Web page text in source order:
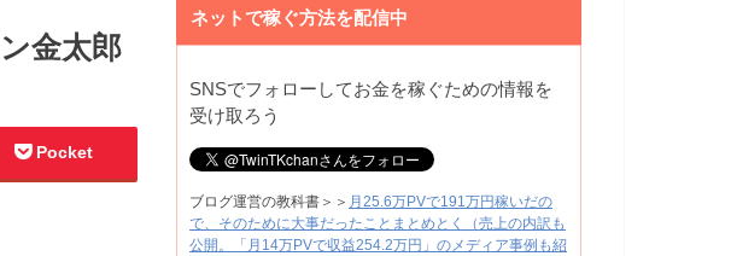
金太郎
Pocket
ネットで稼ぐ方法を配信中
SNSでフォローしてお金を稼ぐための情報を
受け取ろう
ブログ運営の教科書＞＞ 月25.6万PVで191万円稼いだの
で、そのために大事だったことまとめとく（売上の内訳も
公開。「月14万PVで収益254.2万円」のメディア事例も紹